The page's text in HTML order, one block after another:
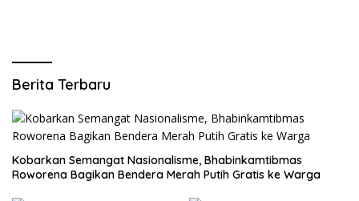
Berita Terbaru
Kobarkan Semangat Nasionalisme, Bhabinkamtibmas
Roworena Bagikan Bendera Merah Putih Gratis ke Warga